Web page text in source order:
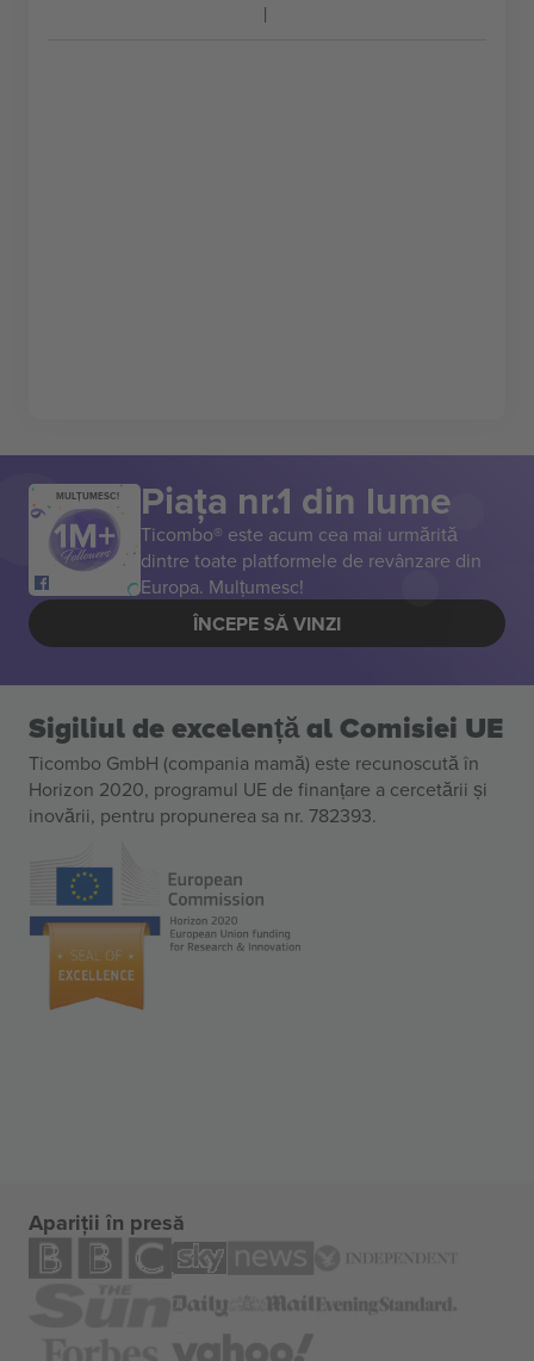
MULȚUMESC! Piața nr.1 din lume
Ticombo® este acum cea mai urmărită
dintre toate platformele de revânzare din
Europa. Mulțumesc!
ÎNCEPE SĂ VINZI
Sigiliul de excelență al Comisiei UE
Ticombo GmbH (compania mamă) este recunoscută în
Horizon 2020, programul UE de finanțare a cercetării și
inovării, pentru propunerea sa nr. 782393.
Apariții în presă